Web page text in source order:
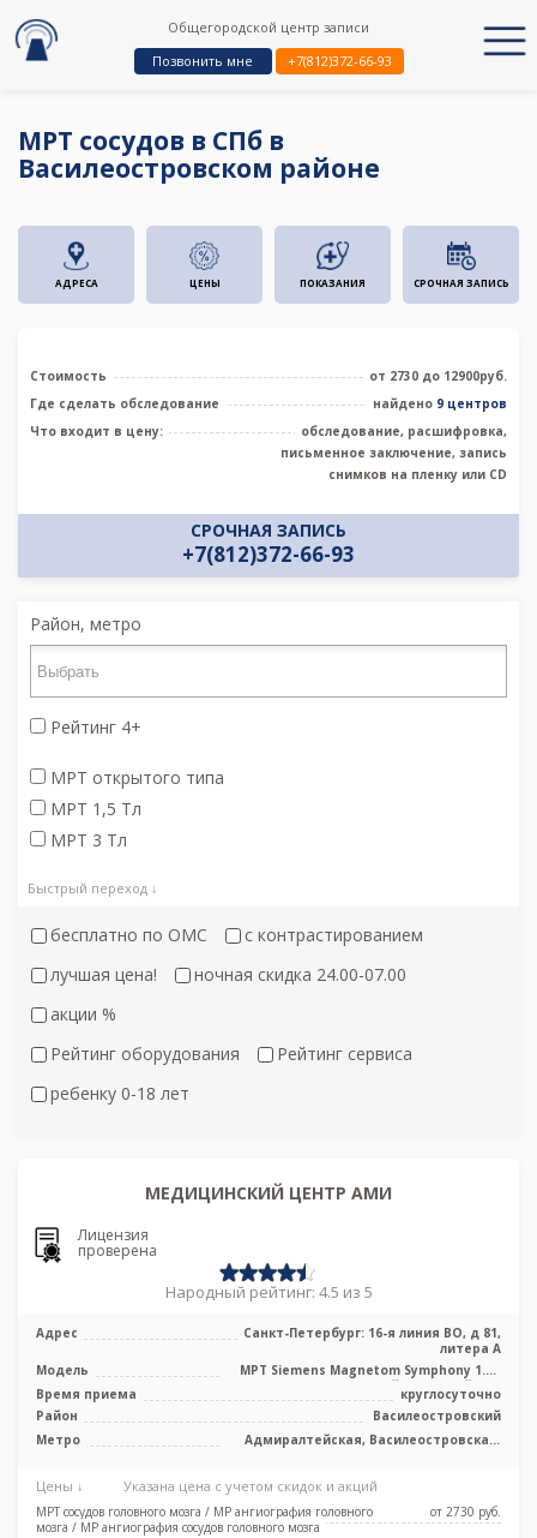
Общегородской центр записи
Позвонить мне
+7(812)372-66-93
МРТ сосудов в СПб в
Василеостровском районе
АДРЕСА ЦЕНЫ ПОКАЗАНИЯ СРОЧНАЯ ЗАПИСЬ
Стоимость
от 2730 до 12900руб.
Где сделать обследование
найдено 9 центров
Что входит в цену:
обследование, расшифровка,
письменное заключение, запись
снимков на пленку или CD
СРОЧНАЯ ЗАПИСЬ
+7(812)372-66-93
Район, метро
Рейтинг 4+
МРТ открытого типа
МРТ 1,5 Тл
МРТ 3 Тл
Быстрый переход ↓
бесплатно по ОМС
с контрастированием
лучшая цена!
ночная скидка 24.00-07.00
акции %
Рейтинг оборудования
Рейтинг сервиса
ребенку 0-18 лет
МЕДИЦИНСКИЙ ЦЕНТР АМИ
Лицензия
проверена
Народный рейтинг: 4.5 из 5
Адрес
Санкт-Петербург: 16-я линия ВО, д 81,
литера А
Модель
МРТ Siemens Magnetom Symphony 1.5T
высокопольный закрытый тип
Время приема
круглосуточно
Район
Василеостровский
Метро
Адмиралтейская, Василеостровская,
Цены ↓ Указана цена с учетом скидок и акций
МРТ сосудов головного мозга / МР ангиография головного
мозга / МР ангиография сосудов головного мозга
от 2730 pуб.